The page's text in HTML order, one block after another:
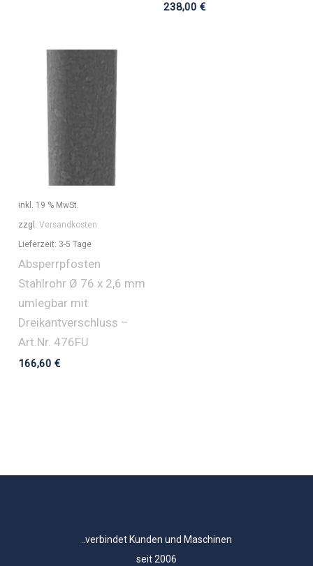
238,00 €
inkl. 19 % MwSt.
zzgl.Versandkosten
Lieferzeit: 3-5 Tage
Absperrpfosten
Stahlrohr Ø 76 x 2,6 mm
umlegbar mit
Dreikantverschluss –
Art.Nr. 476FU
166,60€
..verbindet Kunden und Maschinen
seit 2006